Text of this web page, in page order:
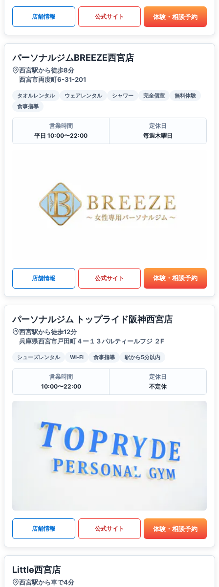
店舗情報 公式サイト 体験・相談予約
パーソナルジムBREEZE西宮店
西宮駅から徒歩8分
西宮市両度町6-31-201
タオルレンタル ウェアレンタル シャワー 完全個室
無料体験
食事指導
営業時間
平日 10:00〜22:00
定休日
毎週木曜日
店舗情報 公式サイト 体験・相談予約
パーソナルジム トップライド阪神西宮店
西宮駅から徒歩12分
兵庫県西宮市戸田町４ー１３パルティールフジ ２F
シューズレンタル Wi-Fi 食事指導 駅から5分以内
営業時間
10:00〜22:00
定休日
不定休
店舗情報 公式サイト 体験・相談予約
Little西宮店
西宮駅から車で4分